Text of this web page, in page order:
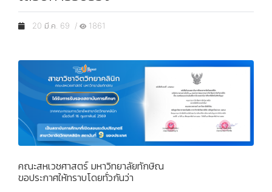
20 มี.ค. 69 / 1861
คณะสหเวชศาสตร์ มหาวิทยาลัยทักษิณ
ขอประกาศให้ทราบโดยทั่วกันว่า